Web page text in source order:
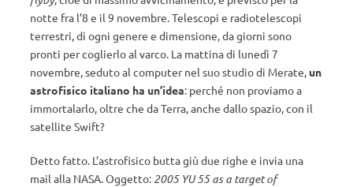
notte fra l’8 e il 9 novembre. Telescopi e radiotelescopi
terrestri, di ogni genere e dimensione, da giorni sono
pronti per coglierlo al varco. La mattina di lunedì 7
novembre, seduto al computer nel suo studio di Merate, un
astrofisico italiano ha un’idea: perché non proviamo a
immortalarlo, oltre che da Terra, anche dallo spazio, con il
satellite Swift?
Detto fatto. L’astrofisico butta giù due righe e invia una
mail alla NASA. Oggetto: 2005 YU 55 as a target of